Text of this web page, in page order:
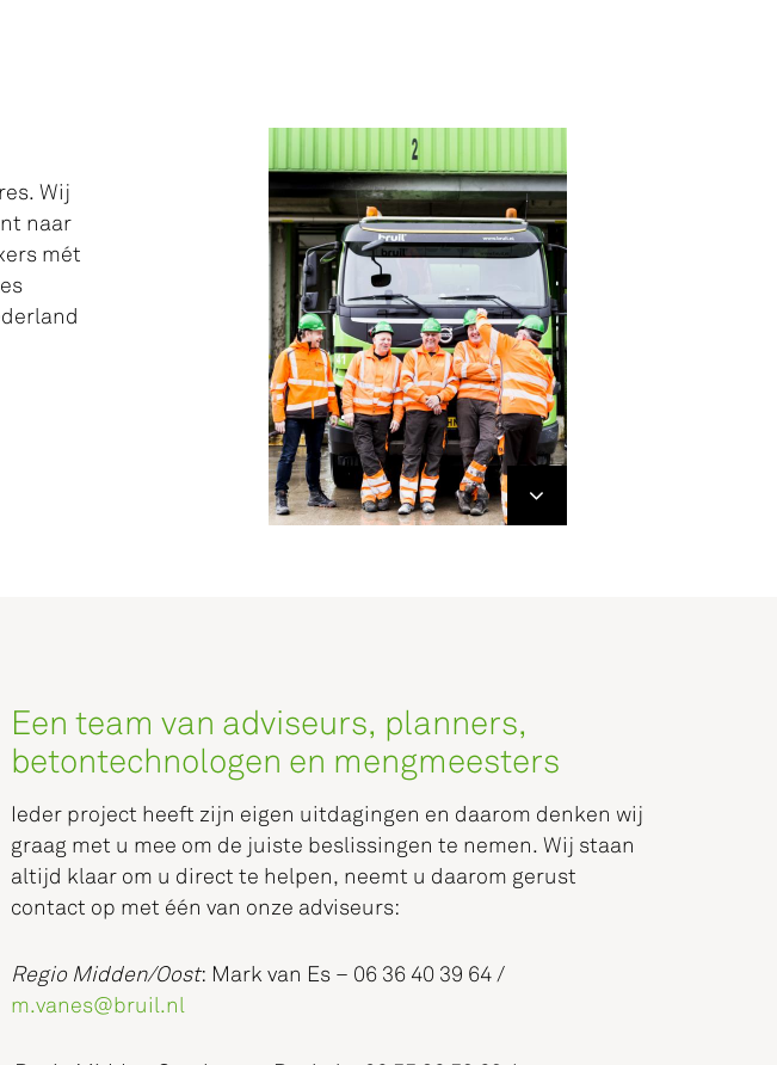
Wij
naar
mét
Een team van adviseurs, planners,
betontechnologen en mengmeesters
Ieder project heeft zijn eigen uitdagingen en daarom denken wij
graag met u mee om de juiste beslissingen te nemen. Wij staan
altijd klaar om u direct te helpen, neemt u daarom gerust
contact op met één van onze adviseurs:
Regio Midden/Oost: Mark van Es – 06 36 40 39 64 /
m.vanes@bruil.nl